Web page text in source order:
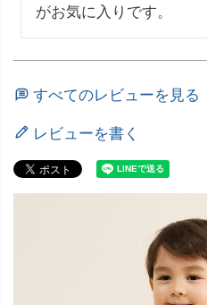
がお気に入りです。
すべてのレビューを見る
レビューを書く